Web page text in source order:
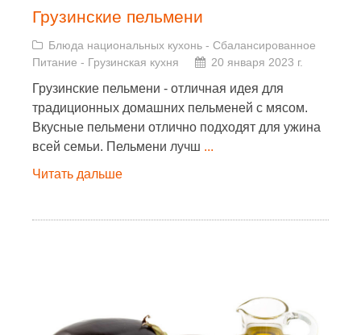
Грузинские пельмени
Блюда национальных кухонь - Сбалансированное
Питание - Грузинская кухня 20 января 2023 г.
Грузинские пельмени - отличная идея для
традиционных домашних пельменей с мясом.
Вкусные пельмени отлично подходят для ужина
всей семьи. Пельмени лучш ...
Читать дальше